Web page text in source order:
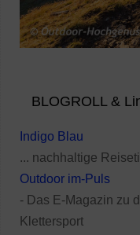
BLOGROLL &
Indigo Blau
... nachhaltige
Outdoor im-Puls
- Das E-Magazin zu
Klettersport